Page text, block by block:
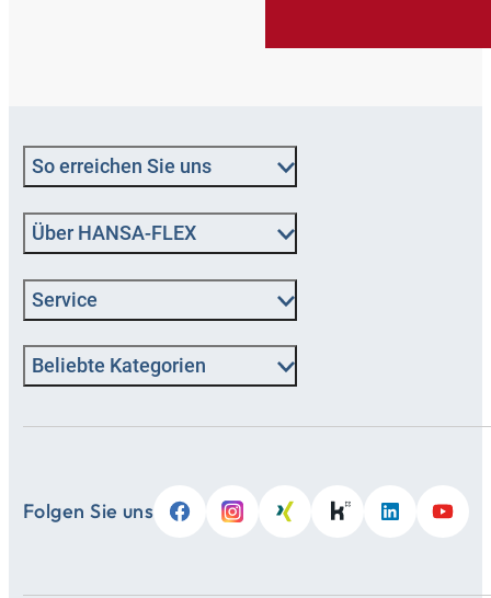
So erreichen Sie uns
Über HANSA‑FLEX
Service
Beliebte Kategorien
Folgen Sie uns